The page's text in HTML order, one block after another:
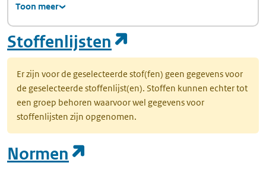
Toon meer
Stoffenlijsten
Er zijn voor de geselecteerde stof(fen) geen gegevens voor
de geselecteerde stoffenlijst(en). Stoffen kunnen echter tot
een groep behoren waarvoor wel gegevens voor
stoffenlijsten zijn opgenomen.
Normen